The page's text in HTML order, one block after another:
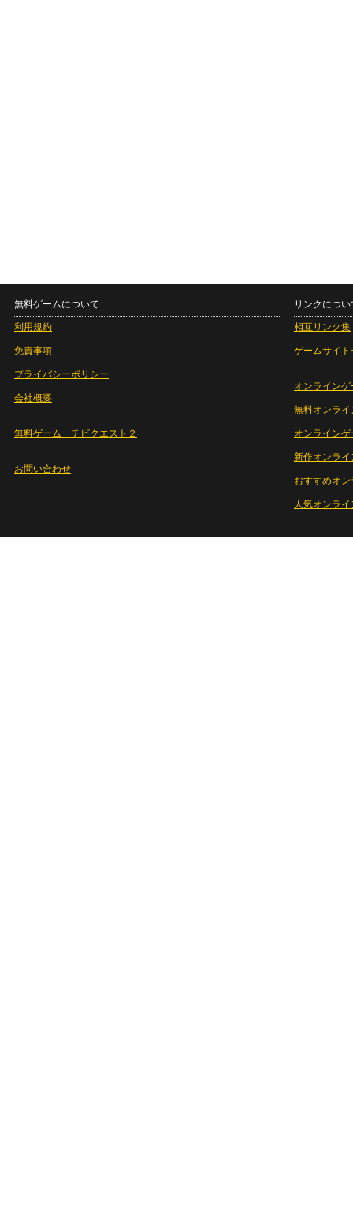
無料ゲームについて
利用規約
免責事項
プライバシーポリシー
会社概要
無料ゲーム チビクエスト２
お問い合わせ
リンクについ
相互リンク集
ゲームサイト
オンラインゲ
無料オンライ
オンライン
新作オンライ
おすすめオ
人気オンラ